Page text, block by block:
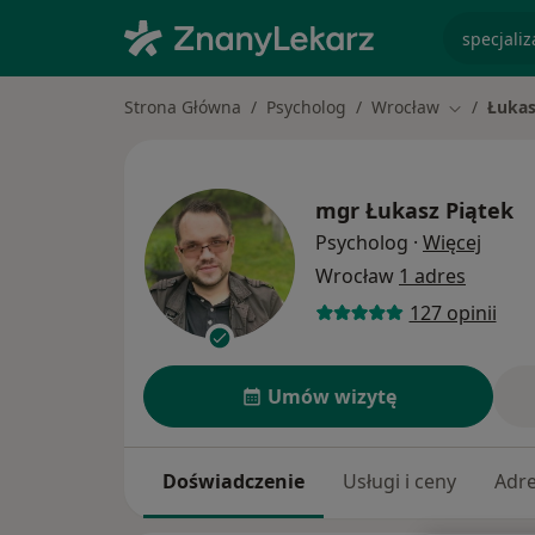
Strona Główna Psycholog Wrocław Zmień
mgr Łukasz Piątek
Psycholog · Więcej
Wrocław 1 adres
127 opinii
Umów wizytę
Doświadczenie Usługi i ceny